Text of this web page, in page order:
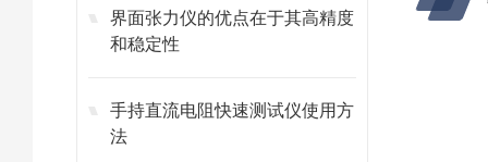
界面张力仪的优点在于其高精度
和稳定性
手持直流电阻快速测试仪使用方
法